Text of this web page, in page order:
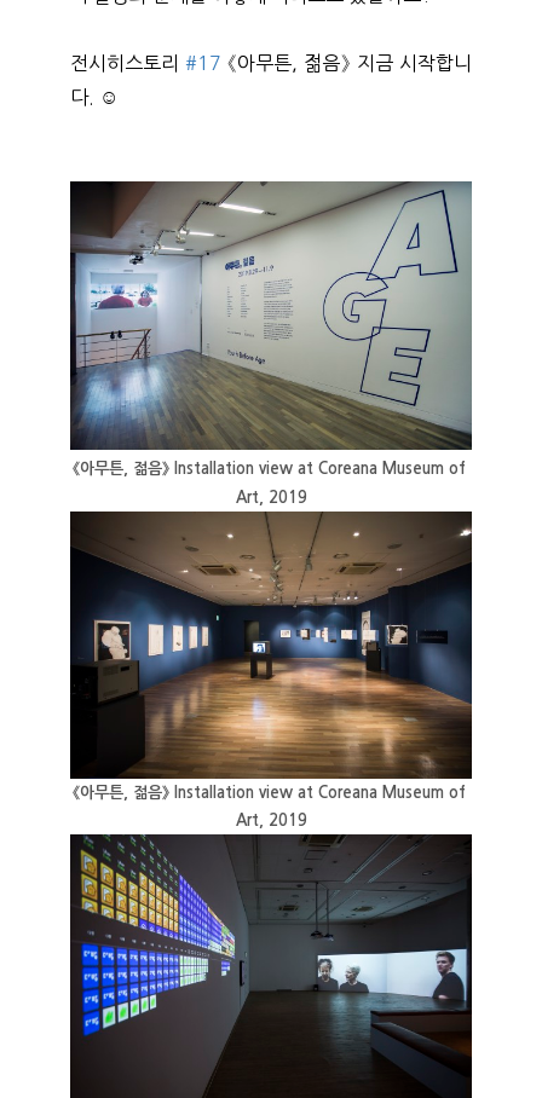
전시히스토리 #17 《아무튼, 젊음》 지금 시작합니
다. ☺
《아무튼, 젊음》 Installation view at Coreana Museum of
Art, 2019
《아무튼, 젊음》 Installation view at Coreana Museum of
Art, 2019